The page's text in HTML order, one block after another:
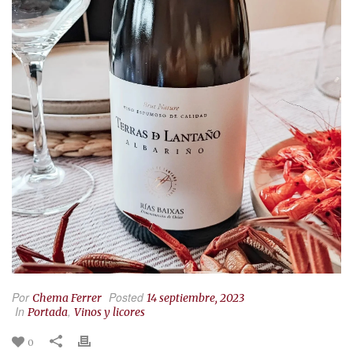
PorChema Ferrer Posted14 septiembre, 2023
In Portada, Vinos y licores
0